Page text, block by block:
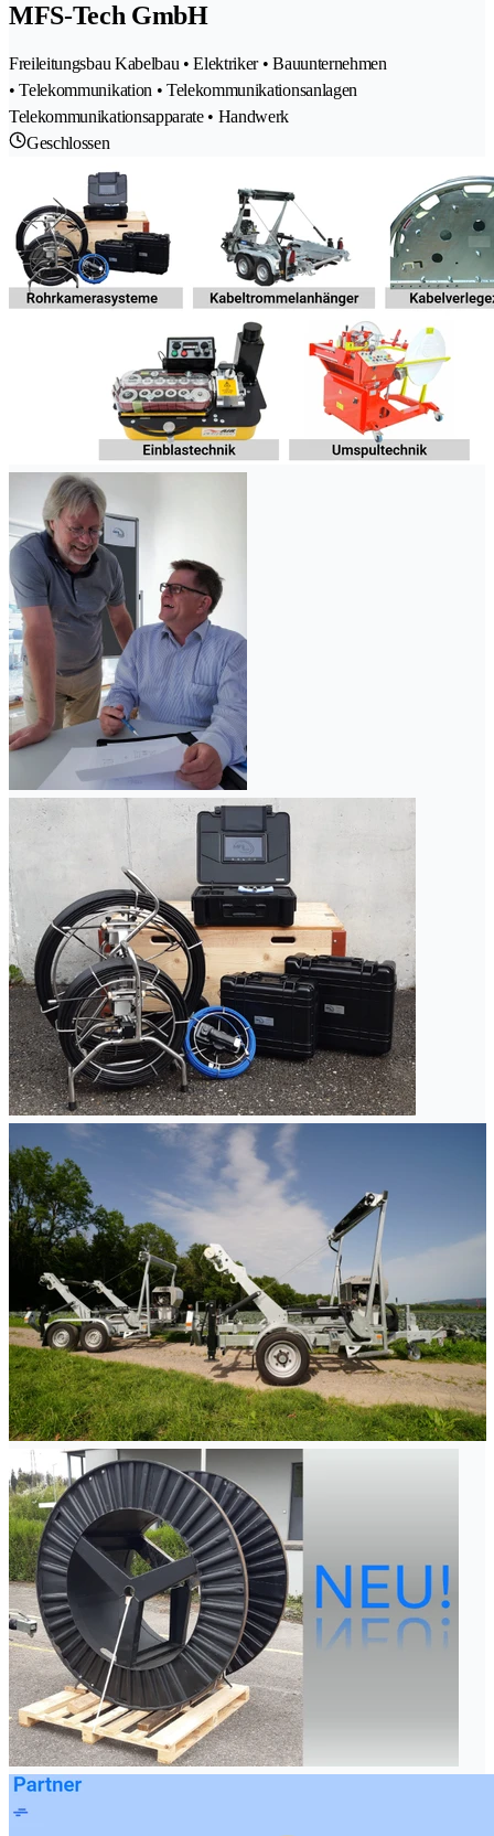
MFS-Tech GmbH
Freileitungsbau Kabelbau • Elektriker • Bauunternehmen
• Telekommunikation • Telekommunikationsanlagen
Telekommunikationsapparate • Handwerk
Geschlossen